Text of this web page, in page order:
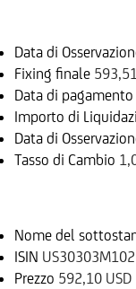
Data di
Fixing finale
Data di pagamento
Importo di
Data di
Tasso di Cambio
Nome del
ISIN
Prezzo 592,10 USD